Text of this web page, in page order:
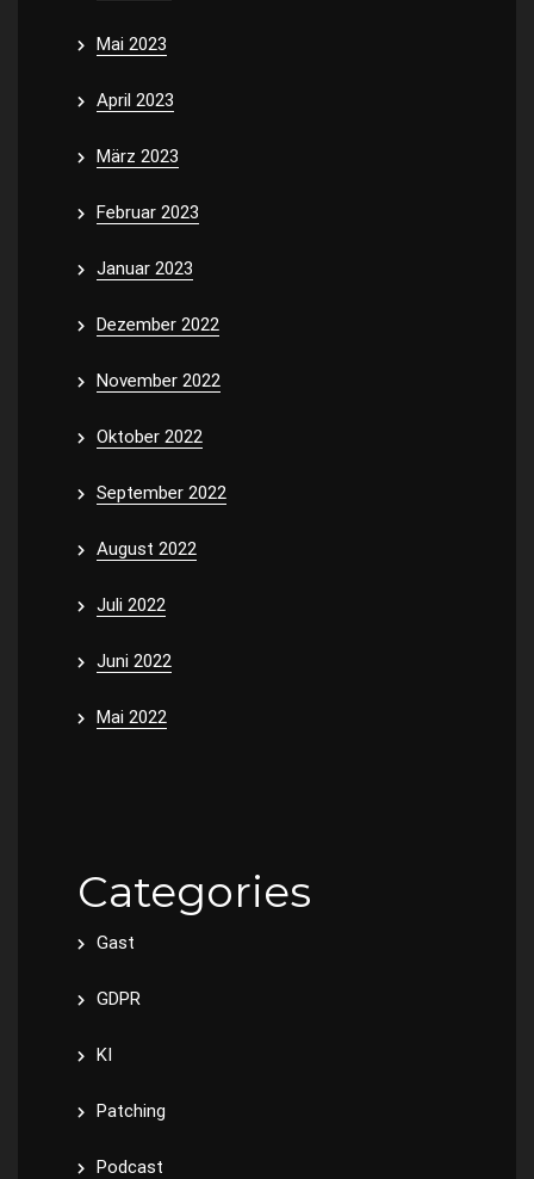
Mai 2023
April 2023
März 2023
Februar 2023
Januar 2023
Dezember 2022
November 2022
Oktober 2022
September 2022
August 2022
Juli 2022
Juni 2022
Mai 2022
Categories
Gast
GDPR
KI
Patching
Podcast